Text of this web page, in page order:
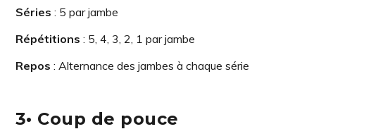
Séries : 5 par jambe
Répétitions : 5, 4, 3, 2, 1 par jambe
Repos : Alternance des jambes à chaque série
3• Coup de pouce